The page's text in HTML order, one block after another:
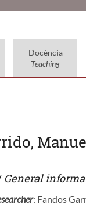
Docència
Teaching
General
: Fandos